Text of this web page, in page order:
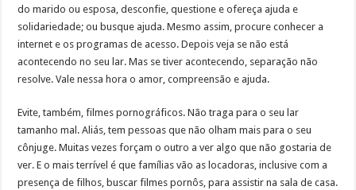
do marido ou esposa, desconfie, questione e ofereça ajuda e
solidariedade; ou busque ajuda. Mesmo assim, procure conhecer a
internet e os programas de acesso. Depois veja se não está
acontecendo no seu lar. Mas se tiver acontecendo, separação não
resolve. Vale nessa hora o amor, compreensão e ajuda.
Evite, também, filmes pornográficos. Não traga para o seu lar
tamanho mal. Aliás, tem pessoas que não olham mais para o seu
cônjuge. Muitas vezes forçam o outro a ver algo que não gostaria de
ver. E o mais terrível é que famílias vão as locadoras, inclusive com a
presença de filhos, buscar filmes pornôs, para assistir na sala de casa.